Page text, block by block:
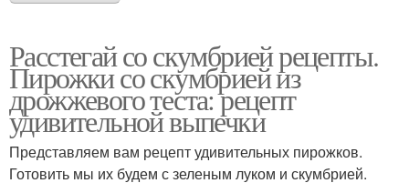
Расстегай со скумбрией рецепты.
Пирожки со скумбрией из
дрожжевого теста: рецепт
удивительной выпечки
Представляем вам рецепт удивительных пирожков.
Готовить мы их будем с зеленым луком и скумбрией.